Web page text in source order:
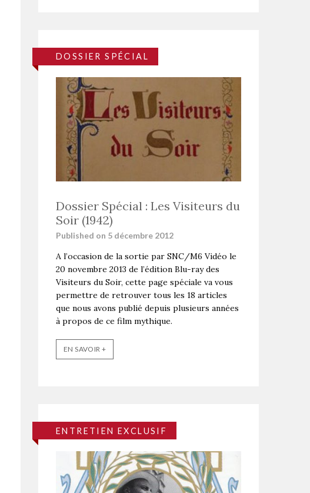
DOSSIER SPÉCIAL
Dossier Spécial : Les Visiteurs du
Soir (1942)
Published on 5 décembre 2012
A l’occasion de la sortie par SNC/M6 Vidéo le
20 novembre 2013 de l’édition Blu-ray des
Visiteurs du Soir, cette page spéciale va vous
permettre de retrouver tous les 18 articles
que nous avons publié depuis plusieurs années
à propos de ce film mythique.
EN SAVOIR +
ENTRETIEN EXCLUSIF